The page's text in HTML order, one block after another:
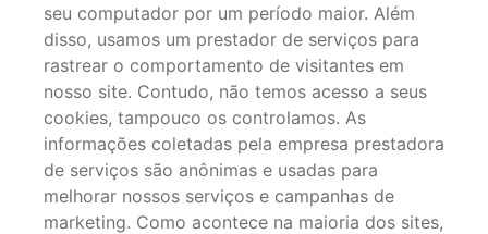
seu computador por um período maior. Além
disso, usamos um prestador de serviços para
rastrear o comportamento de visitantes em
nosso site. Contudo, não temos acesso a seus
cookies, tampouco os controlamos. As
informações coletadas pela empresa prestadora
de serviços são anônimas e usadas para
melhorar nossos serviços e campanhas de
marketing. Como acontece na maioria dos sites,